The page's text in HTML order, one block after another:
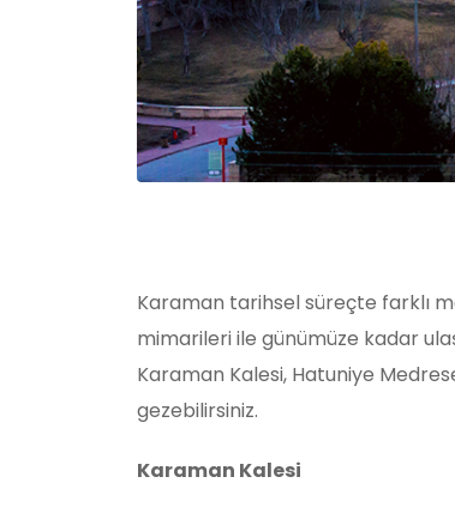
Karaman tarihsel süreçte farklı
mimarileri ile günümüze kadar
Karaman Kalesi, Hatuniye
gezebilirsiniz.
Karaman Kalesi